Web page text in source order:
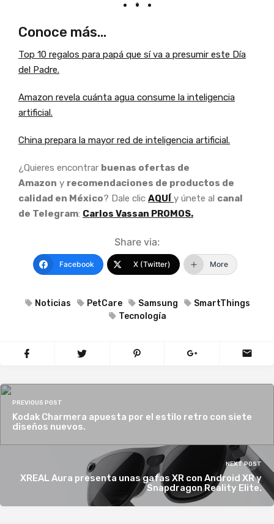
Conoce más…
Top 10 regalos para papá que sí va a presumir este Día
del Padre.
Amazon revela cuánta agua consume la inteligencia
artificial.
China prepara la mayor red de inteligencia artificial.
¿Quieres encontrar buenas ofertas de
Amazon y recomendaciones de productos de
calidad en México? Dale clic AQUÍ y únete al canal
de Telegram: Carlos Vassan PROMOS.
Share via:
Facebook X (Twitter) More
Noticias PetCare Samsung
SmartThings
Tecnología
PREVIOUS POST
Kodak Charmera apuesta por el estilo retro con siete
diseños nuevos.
NEXT POST
XREAL Aura presenta unas gafas XR con Android XR y
Snapdragon Reality Elite.